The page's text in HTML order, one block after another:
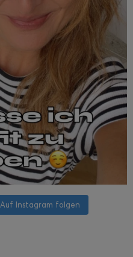
Auf Instagram folgen